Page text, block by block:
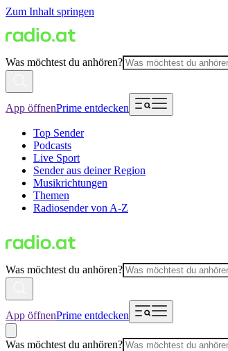
Zum Inhalt springen
Was möchtest du anhören?
App öffnenPrime entdecken
Top Sender
Podcasts
Live Sport
Sender aus deiner Region
Musikrichtungen
Themen
Radiosender von A-Z
Was möchtest du anhören?
App öffnenPrime entdecken
Was möchtest du anhören?